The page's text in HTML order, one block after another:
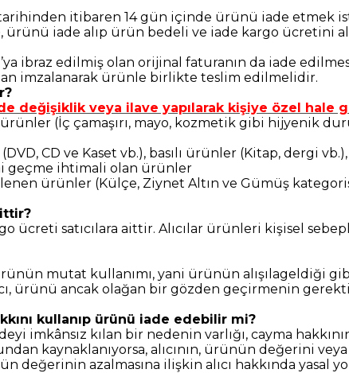
itibaren 14 gün içinde ürünü iade etmek
ürünü iade alıp ürün bedeli ve iade kargo ücretini
ibraz edilmiş olan orijinal faturanın da iade
imzalanarak ürünle birlikte teslim edilmelidir.
değişiklik veya ilave yapılarak kişiye özel hale
(İç çamaşırı, mayo, kozmetik gibi hijyenik
CD ve Kaset vb.), basılı ürünler (Kitap, dergi
geçme ihtimali olan ürünler
ürünler (Külçe, Ziynet Altın ve Gümüş
ücreti satıcılara aittir. Alıcılar ürünleri kişisel
mutat kullanımı, yani ürünün alışılageldiği gibi
ürünü ancak olağan bir gözden geçirmenin
kullanıp ürünü iade edebilir mi?
imkânsız kılan bir nedenin varlığı, cayma
kaynaklanıyorsa, alıcının, ürünün değerini
değerinin azalmasına ilişkin alıcı hakkında yasal